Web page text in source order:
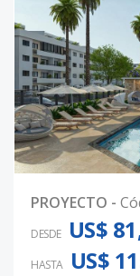
PROYECTO -
DESDE US$
HASTA US$